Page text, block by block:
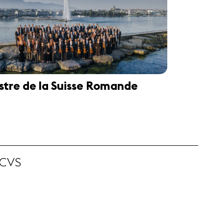
de la Suisse Romande